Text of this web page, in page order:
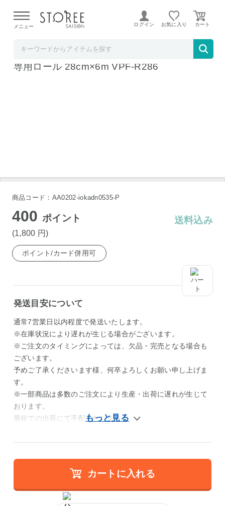
よる配送遅延が発生しております。
メニュー ログイン お気に入り
アイリスオーヤマ 真空保存フードシーラー
専用ロール 28cm×6m VPF-R286
商品コード：AA0202-iokadn0535-P
400ポイント
(1,800 円)
送料込み
ポイント/カード併用可
発送目安について
通常7営業日以内程度で発送いたします。
※在庫状況により遅れが生じる場合がございます。
※ご注文のタイミングによっては、欠品・完売となる場合も
ございます。
予めご了承くださいます様、何卒よろしくお願い申し上げま
す。
※一部商品は多数のご注文により生産・出荷に遅れが生じて
おります。
最短での出荷にて手配いたします。
カートに入れる